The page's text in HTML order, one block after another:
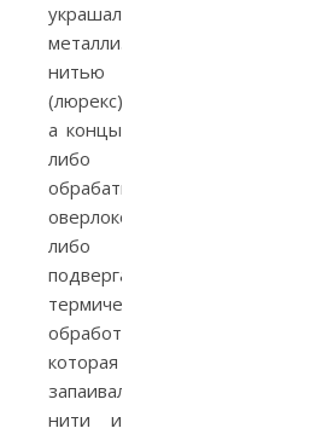
украшали
металлизированной
нитью
(люрекс),
а концы
либо
обрабатывали
оверлоком,
либо
подвергали
термической
обработке,
которая
запаивала
нити и